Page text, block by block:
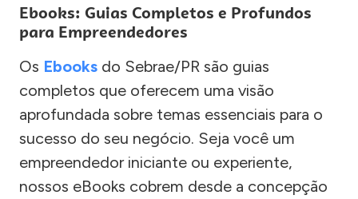
Ebooks: Guias Completos e Profundos
para Empreendedores
Os Ebooks do Sebrae/PR são guias
completos que oferecem uma visão
aprofundada sobre temas essenciais para o
sucesso do seu negócio. Seja você um
empreendedor iniciante ou experiente,
nossos eBooks cobrem desde a concepção